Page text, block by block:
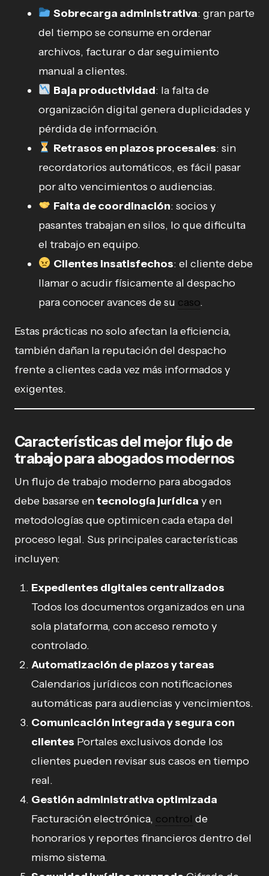
Sobrecarga administrativa: gran parte
del tiempo se consume en ordenar
archivos, facturar o dar seguimiento
manual a clientes.
Baja productividad: la falta de
organización digital genera duplicidades y
pérdida de información.
Retrasos en plazos procesales: sin
recordatorios automáticos, es fácil pasar
por alto vencimientos o audiencias.
Falta de coordinación: socios y
pasantes trabajan en silos, lo que dificulta
el trabajo en equipo.
Clientes insatisfechos: el cliente debe
llamar o acudir físicamente al despacho
para conocer avances de su caso.
Estas prácticas no solo afectan la eficiencia,
también dañan la reputación del despacho
frente a clientes cada vez más informados y
exigentes.
Características del mejor flujo de
trabajo para abogados modernos
Un flujo de trabajo moderno para abogados
debe basarse entecnología jurídica y en
metodologías que optimicen cada etapa del
proceso legal. Sus principales características
incluyen:
Expedientes digitales centralizados
Todos los documentos organizados en una
sola plataforma, con acceso remoto y
controlado.
Automatización de plazos y tareas
Calendarios jurídicos con notificaciones
automáticas para audiencias y vencimientos.
Comunicación integrada y segura con
clientes Portales exclusivos donde los
clientes pueden revisar sus casos en tiempo
real.
Gestión administrativa optimizada
Facturación electrónica, control de
honorarios y reportes financieros dentro del
mismo sistema.